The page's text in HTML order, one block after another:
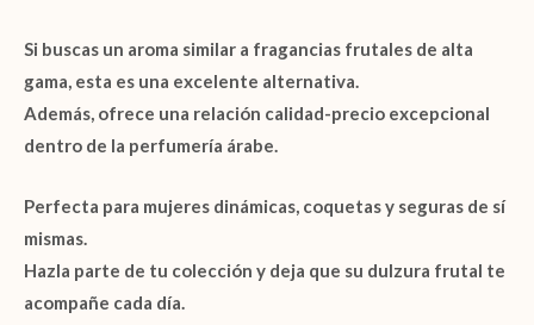
Si buscas un aroma similar a fragancias frutales de alta
gama, esta es una excelente alternativa.
Además, ofrece una relación calidad-precio excepcional
dentro de la perfumería árabe.
Perfecta para mujeres dinámicas, coquetas y seguras de sí
mismas.
Hazla parte de tu colección y deja que su dulzura frutal te
acompañe cada día.